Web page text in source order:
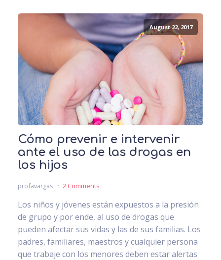
August 22, 2017
Cómo prevenir e intervenir
ante el uso de las drogas en
los hijos
profavargas 2 Comments
Los niños y jóvenes están expuestos a la presión
de grupo y por ende, al uso de drogas que
pueden afectar sus vidas y las de sus familias. Los
padres, familiares, maestros y cualquier persona
que trabaje con los menores deben estar alertas